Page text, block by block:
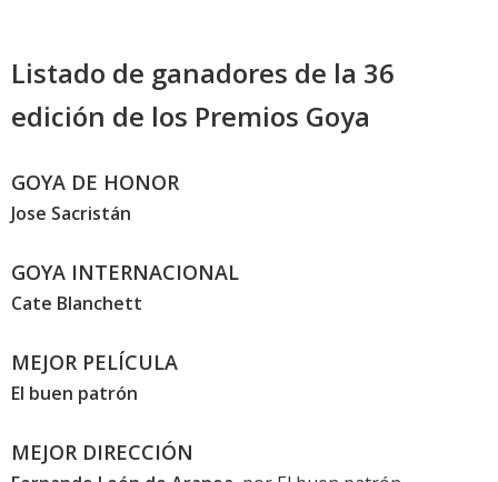
Listado de ganadores de la 36
edición de los Premios Goya
GOYA DE HONOR
Jose Sacristán
GOYA INTERNACIONAL
Cate Blanchett
MEJOR PELÍCULA
El buen patrón
MEJOR DIRECCIÓN